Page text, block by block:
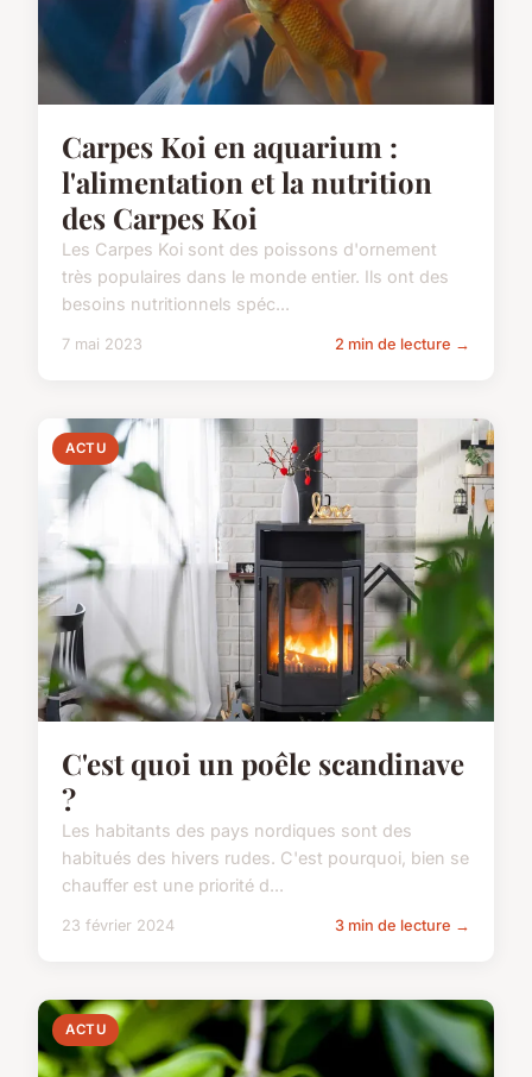
Carpes Koi en aquarium :
l'alimentation et la nutrition
des Carpes Koi
Les Carpes Koi sont des poissons d'ornement
très populaires dans le monde entier. Ils ont des
besoins nutritionnels spéc...
7 mai 2023 2 min de lecture →
ACTU
C'est quoi un poêle scandinave
?
Les habitants des pays nordiques sont des
habitués des hivers rudes. C'est pourquoi, bien se
chauffer est une priorité d...
23 février 2024 3 min de lecture →
ACTU